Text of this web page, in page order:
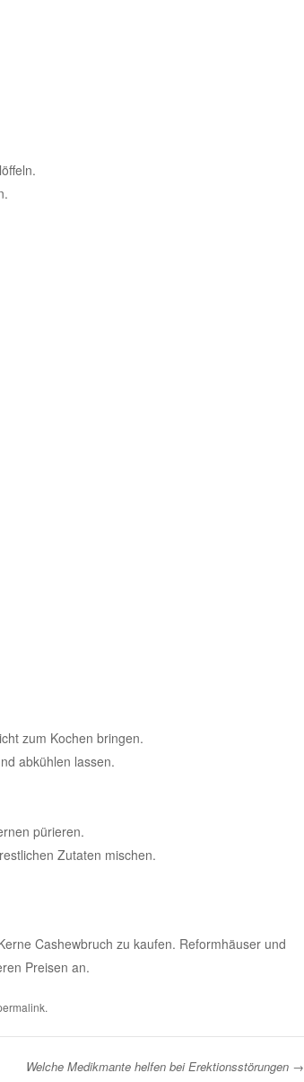
zum Kochen bringen.
abkühlen lassen.
pürieren.
Zutaten mischen.
Cashewbruch zu kaufen. Reformhäuser und
Preisen an.
.
Welche Medikmante helfen bei Erektionsstörungen →